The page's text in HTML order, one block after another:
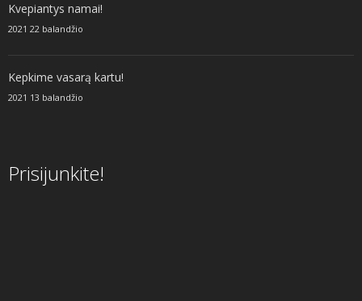
Kvepiantys namai!
2021 22 balandžio
Kepkime vasarą kartu!
2021 13 balandžio
Prisijunkite!